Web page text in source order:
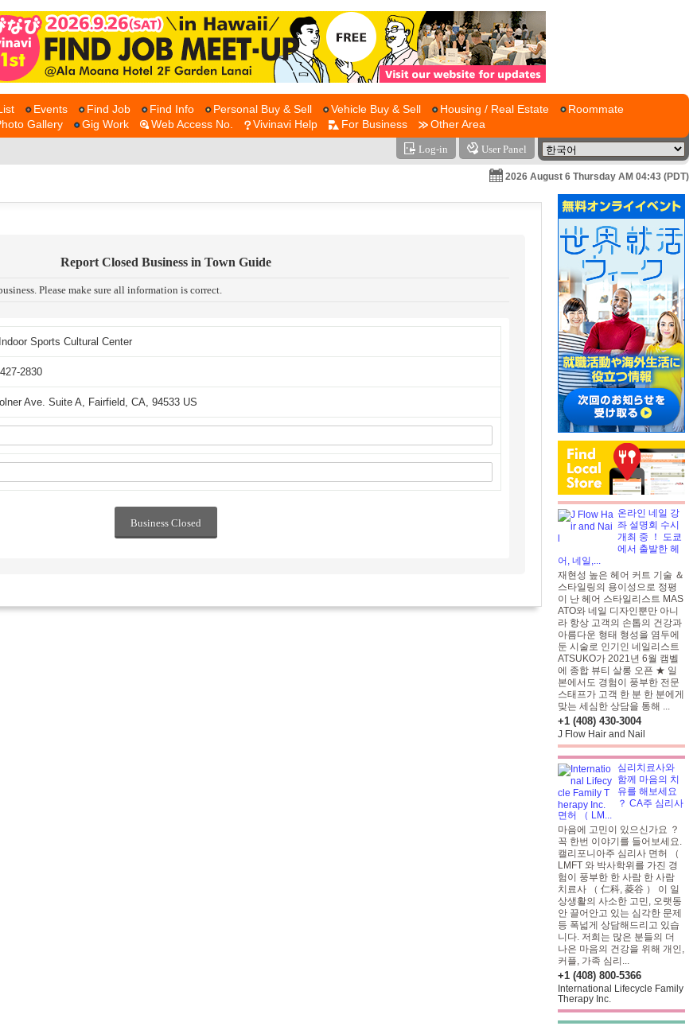
Events Find Job Find Info Personal Buy & Sell Vehicle Buy & Sell Housing / Real Estate
Roommate
Gallery Gig Work Web Access No. Vivinavi Help For Business Other Area
Log-in User Panel
2026 August 6 Thursday AM 04:43 (PDT)
Report Closed Business in Town Guide
Please make sure all information is correct.
Sports Cultural Center
2830
Ave. Suite A, Fairfield, CA, 94533 US
온라인 네일 강
좌 설명회 수시
개최 중 ！ 도쿄
에서 출발한 헤
어, 네일,...
재현성 높은 헤어 커트 기술 ＆
스타일링의 용이성으로 정평
이 난 헤어 스타일리스트 MAS
ATO와 네일 디자인뿐만 아니
라 항상 고객의 손톱의 건강과
아름다운 형태 형성을 염두에
둔 시술로 인기인 네일리스트
ATSUKO가 2021년 6월 캠벨
에 종합 뷰티 살롱 오픈 ★ 일
본에서도 경험이 풍부한 전문
스태프가 고객 한 분 한 분에게
맞는 세심한 상담을 통해 ...
+1 (408) 430-3004
J Flow Hair and Nail
심리치료사와
함께 마음의 치
유를 해보세요
？ CA주 심리사
면허 （ LM...
마음에 고민이 있으신가요 ？
꼭 한번 이야기를 들어보세요.
캘리포니아주 심리사 면허 （
LMFT 와 박사학위를 가진 경
험이 풍부한 한 사람 한 사람
치료사 （ 仁科, 菱谷 ） 이 일
상생활의 사소한 고민, 오랫동
안 끌어안고 있는 심각한 문제
등 폭넓게 상담해드리고 있습
니다. 저희는 많은 분들의 더
나은 마음의 건강을 위해 개인,
커플, 가족 심리...
+1 (408) 800-5366
International Lifecycle Family
Therapy Inc.